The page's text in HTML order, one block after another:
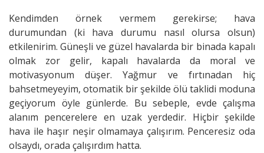
Kendimden örnek vermem gerekirse; hava
durumundan (ki hava durumu nasıl olursa olsun)
etkilenirim. Güneşli ve güzel havalarda bir binada kapalı
olmak zor gelir, kapalı havalarda da moral ve
motivasyonum düşer. Yağmur ve fırtınadan hiç
bahsetmeyeyim, otomatik bir şekilde ölü taklidi moduna
geçiyorum öyle günlerde. Bu sebeple, evde çalışma
alanım pencerelere en uzak yerdedir. Hiçbir şekilde
hava ile haşır neşir olmamaya çalışırım. Penceresiz oda
olsaydı, orada çalışırdım hatta.